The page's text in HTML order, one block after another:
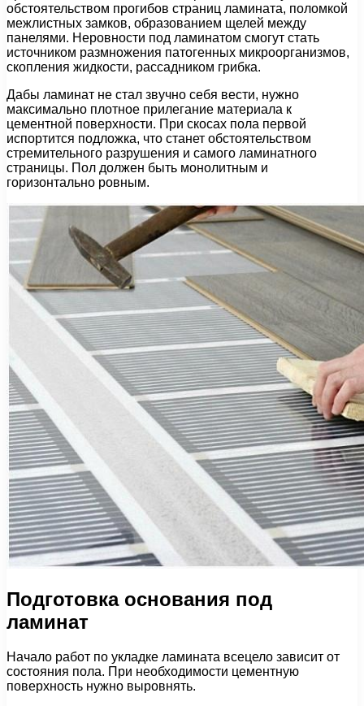
обстоятельством прогибов страниц ламината, поломкой
межлистных замков, образованием щелей между
панелями. Неровности под ламинатом смогут стать
источником размножения патогенных микроорганизмов,
скопления жидкости, рассадником грибка.
Дабы ламинат не стал звучно себя вести, нужно
максимально плотное прилегание материала к
цементной поверхности. При скосах пола первой
испортится подложка, что станет обстоятельством
стремительного разрушения и самого ламинатного
страницы. Пол должен быть монолитным и
горизонтально ровным.
Подготовка основания под
ламинат
Начало работ по укладке ламината всецело зависит от
состояния пола. При необходимости цементную
поверхность нужно выровнять.